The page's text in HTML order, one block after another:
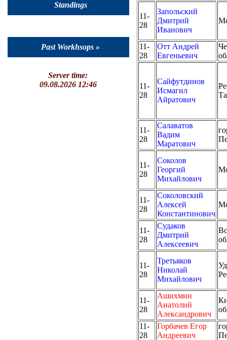
Standings
Past Workhsops »
Server time:
09.08.2026 12:46
11-
28
Запольский
Дмитрий
Иванович
11-
28
Отт Андрей
Евгеньевич
11-
28
Сайфутдинов
Исмагил
Айратович
11-
28
Салаватов
Вадим
Маратович
11-
28
Соколов
Георгий
Михайлович
11-
28
Соколовский
Алексей
Константинович
11-
28
Судаков
Дмитрий
Алексеевич
11-
28
Третьяков
Николай
Михайлович
11-
28
Ашихмин
Анатолий
Александрович
11-
28
Горбачев Егор
Андреевич